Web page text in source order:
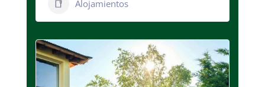
Alojamientos